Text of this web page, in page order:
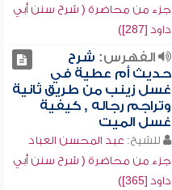
جزء من محاضرة ( شرح سنن أبي
داود [287])
الفهرس: شرح
حديث أم عطية في
غسل زينب من طريق ثانية
وتراجم رجاله , كيفية
غسل الميت
للشيخ: عبد المحسن العباد
جزء من محاضرة ( شرح سنن أبي
داود [365])